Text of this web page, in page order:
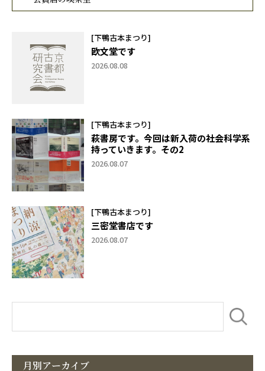
[下鴨古本まつり]
欧文堂です
2026.08.08
[下鴨古本まつり]
萩書房です。今回は新入荷の社会科学系
持っていきます。その2
2026.08.07
[下鴨古本まつり]
三密堂書店です
2026.08.07
月別アーカイブ